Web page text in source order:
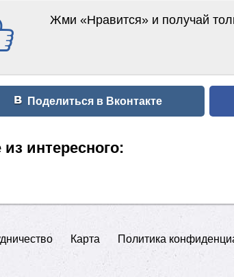
Жми «Нравится» и получай
Поделиться в Вконтакте
интересного:
Карта Политика